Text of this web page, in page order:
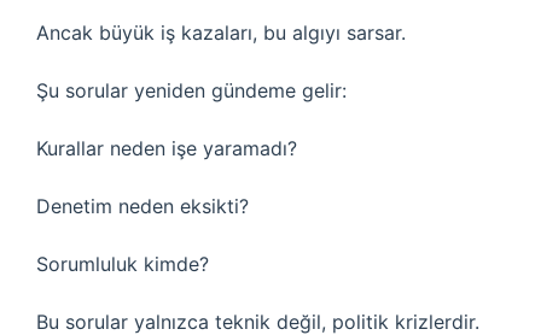
Ancak büyük iş kazaları, bu algıyı sarsar.
Şu sorular yeniden gündeme gelir:
Kurallar neden işe yaramadı?
Denetim neden eksikti?
Sorumluluk kimde?
Bu sorular yalnızca teknik değil, politik krizlerdir.